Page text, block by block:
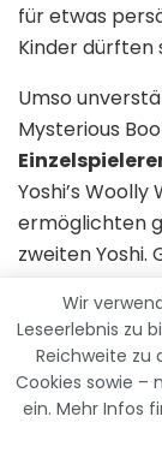
für etwas
Kinder dürften
Umso
Mysterious
Yoshi’s
ermöglichten
zweiten
Viele
zusätzliche
Kreaturen
ihre Reaktion
Wir
Leseerlebnis zu
Reichweite zu
Cookies sowie –
ein. Mehr Infos